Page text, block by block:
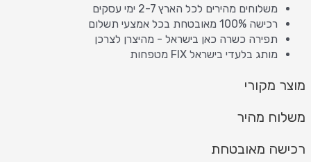
משלוחים מהירים לכל הארץ 2-7 ימי עסקים
רכישה 100% מאובטחת בכל אמצעי תשלום
תפירה כשרה כאן בישראל - מהיצרן לצרכן
מותג בלעדי בישראל FIX מטפחות
מוצר מקורי
משלוח מהיר
רכישה מאובטחת